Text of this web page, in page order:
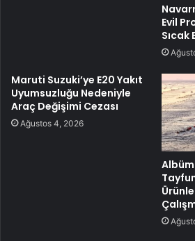
Evil
Sıcak
Maruti Suzuki’ye E20 Yakıt
Uyumsuzluğu Nedeniyle
Araç Değişimi Cezası
Ağustos 4, 2026